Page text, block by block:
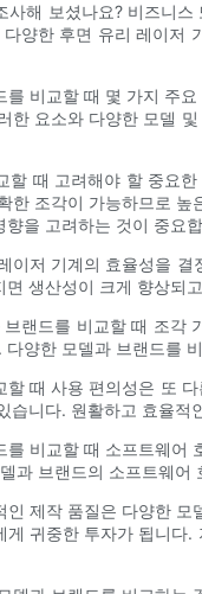
해 보셨나요? 비즈니
양한 후면 유리 레이저
비교할 때 몇 가지 주
한 요소와 다양한 모델
할 때 고려해야 할 중요
한 조각이 가능하므로
을 고려하는 것이 중요
이저 기계의 효율성을
생산성이 크게 향상
랜드를 비교할 때 조
양한 모델과 브랜드를
때 사용 편의성은 또
습니다. 원활하고 효율
비교할 때 소프트웨
과 브랜드의 소프트웨
제작 품질은 다양한
귀중한 투자가 됩니